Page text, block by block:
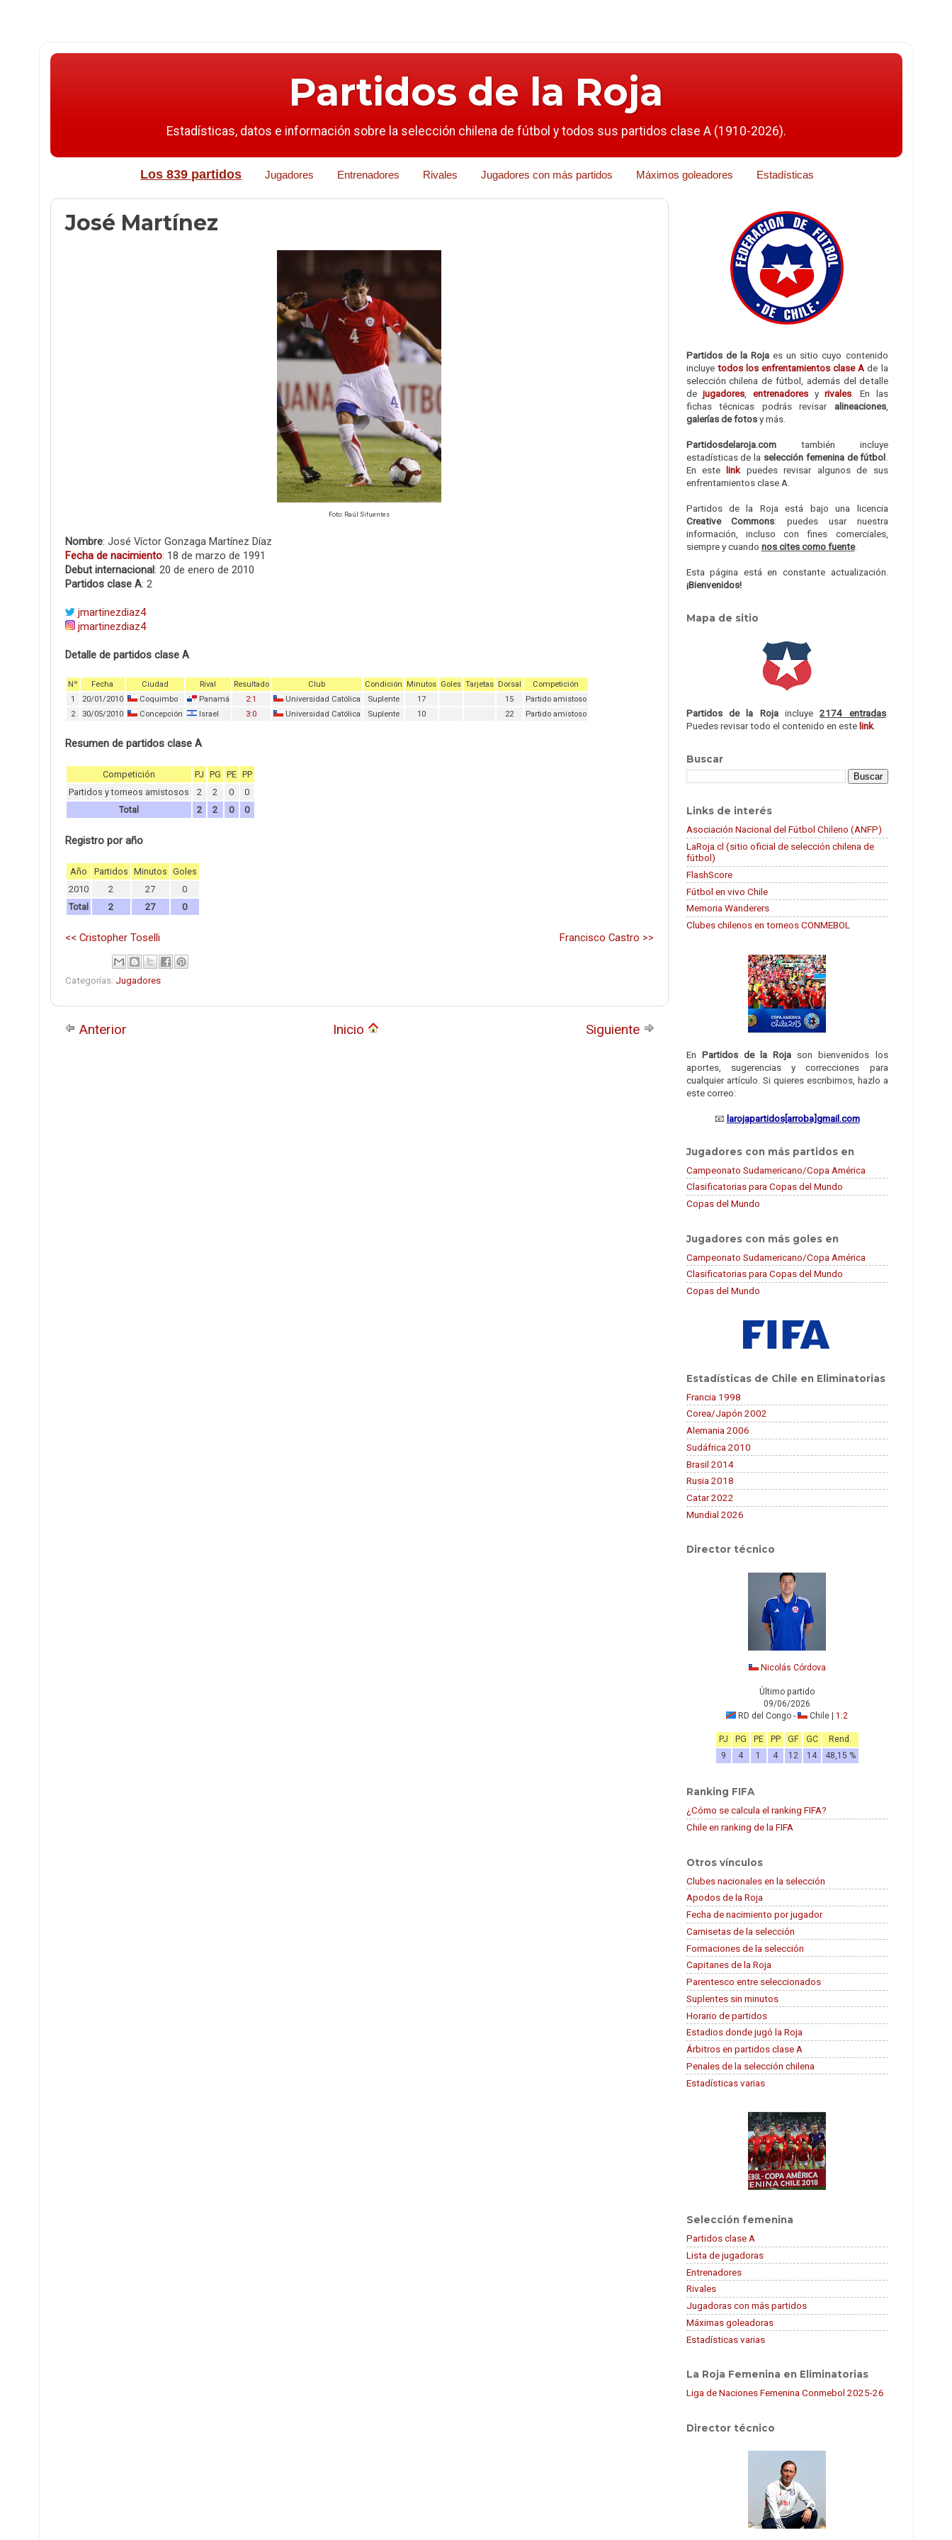
Partidos de la Roja
Estadísticas, datos e información sobre la selección chilena de fútbol y todos sus partidos clase A (1910-2026).
Los 839 partidos Jugadores Entrenadores Rivales Jugadores con más partidos Máximos goleadores Estadísticas
José Martínez
Foto: Raúl Sifuentes
Nombre: José Víctor Gonzaga Martínez Díaz
Fecha de nacimiento: 18 de marzo de 1991
Debut internacional: 20 de enero de 2010
Partidos clase A: 2
jmartinezdiaz4
jmartinezdiaz4
Detalle de partidos clase A
Nº Fecha Ciudad Rival Resultado Club Condición Minutos Goles Tarjetas Dorsal
Competición
1
20/01/2010 Coquimbo Panamá 2:1 Universidad Católica Suplente 17 15
Partido amistoso
2
30/05/2010 Concepción Israel 3:0 Universidad Católica Suplente 10 22 Partido amistoso
Resumen de partidos clase A
Competición PJ PG PE PP
Partidos y torneos amistosos
2 2 0
0
Total
2 2 0 0
Registro por año
Año Partidos Minutos Goles
2010
2 27
0
Total
2 27 0
Francisco Castro >>
<< Cristopher Toselli
Categorías: Jugadores
Siguiente
Anterior Inicio
Partidos de la Rojaes un sitio cuyo contenido
incluye todos los enfrentamientos clase A de la
selección chilena de fútbol, además del detalle
dejugadores entrenadoresyrivales . En las
fichas técnicas podrás revisar alineaciones,
galerías de fotosy más.
Partidosdelaroja.comtambién incluye
estadísticas de la selección femenina de fútbol
En este link puedes revisar algunos de sus
enfrentamientos clase A.
Partidos de la Roja está bajo una licencia
Creative Commons: puedes usar nuestra
información, incluso con fines comerciales,
siempre y cuando nos cites como fuente.
Esta página está en constante actualización.
¡Bienvenidos!
Mapa de sitio
Partidos de la Rojaincluye2174 entradas.
Puedes revisar todo el contenido en estelink.
Buscar
Links de interés
Asociación Nacional del Fútbol Chileno (ANFP)
LaRoja.cl (sitio oficial de selección chilena de
fútbol)
FlashScore
Fútbol en vivo Chile
Memoria Wanderers
Clubes chilenos en torneos CONMEBOL
En Partidos de la Roja son bienvenidos los
aportes, sugerencias y correcciones para
cualquier artículo. Si quieres escribirnos, hazlo a
este correo:
📧 larojapartidos[arroba]gmail.com
Jugadores con más partidos en
Campeonato Sudamericano/Copa América
Clasificatorias para Copas del Mundo
Copas del Mundo
Jugadores con más goles en
Campeonato Sudamericano/Copa América
Clasificatorias para Copas del Mundo
Copas del Mundo
Estadísticas de Chile en Eliminatorias
Francia 1998
Corea/Japón 2002
Alemania 2006
Sudáfrica 2010
Brasil 2014
Rusia 2018
Catar 2022
Mundial 2026
Director técnico
Nicolás Córdova
Último partido
09/06/2026
RD del Congo -
Chile | 1:2
PJ PG PE PP GF GC
Rend.
9
4 1 4 12 14 48,15 %
Ranking FIFA
¿Cómo se calcula el ranking FIFA?
Chile en ranking de la FIFA
Otros vínculos
Clubes nacionales en la selección
Apodos de la Roja
Fecha de nacimiento por jugador
Camisetas de la selección
Formaciones de la selección
Capitanes de la Roja
Parentesco entre seleccionados
Suplentes sin minutos
Horario de partidos
Estadios donde jugó la Roja
Árbitros en partidos clase A
Penales de la selección chilena
Estadísticas varias
Selección femenina
Partidos clase A
Lista de jugadoras
Entrenadores
Rivales
Jugadoras con más partidos
Máximas goleadoras
Estadísticas varias
La Roja Femenina en Eliminatorias
Liga de Naciones Femenina Conmebol 2025-26
Director técnico